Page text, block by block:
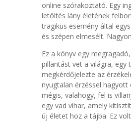
online szórakoztató. Egy
letöltés lány életének
tragikus esemény által
és szépen elmesélt.
Ez a könyv egy
pillantást vet a világra, egy
megkérdőjelezte az
nyugtalan érzéssel hagyott
mégis, valahogy, fel is
egy vad vihar, amely
új életet hoz a tájba. Ez